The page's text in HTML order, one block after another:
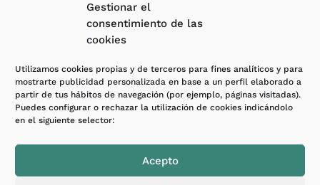
Gestionar el
consentimiento de las
cookies
Utilizamos cookies propias y de terceros para fines analíticos y para
mostrarte publicidad personalizada en base a un perfil elaborado a
partir de tus hábitos de navegación (por ejemplo, páginas visitadas).
Puedes configurar o rechazar la utilización de cookies indicándolo
en el siguiente selector:
Acepto
Acufade © Copyright 2026 ·Aviso legal